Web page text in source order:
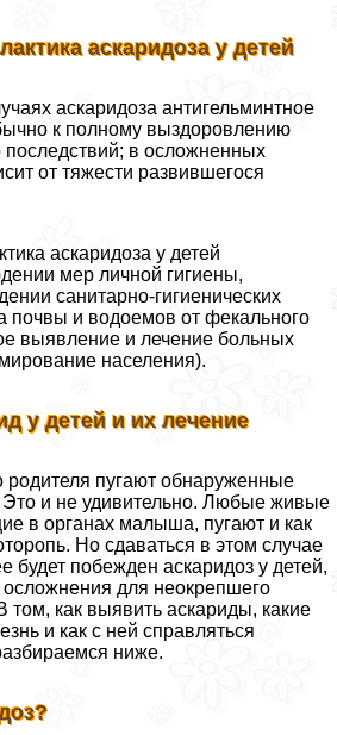
аскаридоза у детей
аскаридоза антигельминтное
к полному выздоровлению
последствий; в осложненных
от тяжести развившегося
аскаридоза у детей
мер личной гигиены,
санитарно-гигиенических
почвы и водоемов от фекального
выявление и лечение больных
населения).
у детей и их лечение
родителя пугают обнаруженные
Это и не удивительно. Любые живые
в органах малыша, пугают и как
Но сдаваться в этом случае
будет побежден аскаридоз у детей,
для неокрепшего
том, как выявить аскариды, какие
и как с ней справляться
ниже.